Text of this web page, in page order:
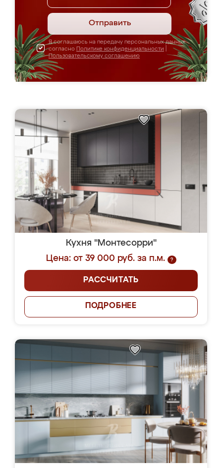
Отправить
Я соглашаюсь на передачу персональных данных
согласно Политике конфиденциальности
Пользовательскому соглашению
Кухня "Монтесорри"
Цена: от 39 000 руб. за п.м.
?
РАССЧИТАТЬ
ПОДРОБНЕЕ